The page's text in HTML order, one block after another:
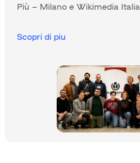
Più – Milano e Wikimedia Italia
Scopri di piu